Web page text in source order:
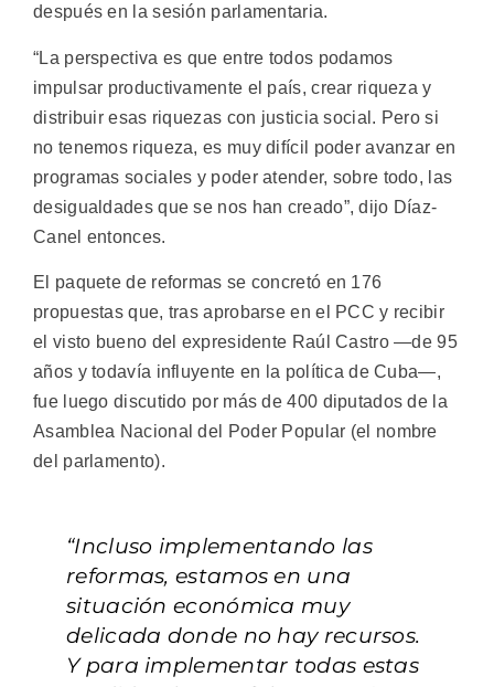
después en la sesión parlamentaria.
“La perspectiva es que entre todos podamos
impulsar productivamente el país, crear riqueza y
distribuir esas riquezas con justicia social. Pero si
no tenemos riqueza, es muy difícil poder avanzar en
programas sociales y poder atender, sobre todo, las
desigualdades que se nos han creado”, dijo Díaz-
Canel entonces.
El paquete de reformas se concretó en 176
propuestas que, tras aprobarse en el PCC y recibir
el visto bueno del expresidente Raúl Castro —de 95
años y todavía influyente en la política de Cuba—,
fue luego discutido por más de 400 diputados de la
Asamblea Nacional del Poder Popular (el nombre
del parlamento).
“Incluso implementando las
reformas, estamos en una
situación económica muy
delicada donde no hay recursos.
Y para implementar todas estas